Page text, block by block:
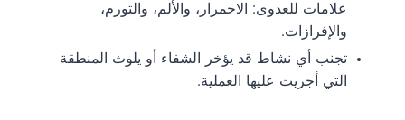
علامات للعدوى: الاحمرار، والألم، والتورم،
والإفرازات.
تجنب أي نشاط قد يؤخر الشفاء أو يلوث المنطقة
التي أجريت عليها العملية.